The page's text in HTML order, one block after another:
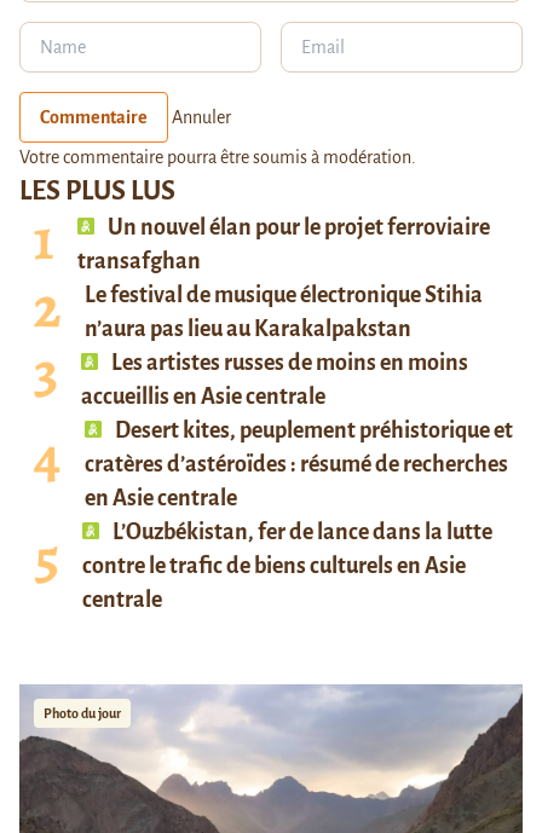
LES PLUS LUS
Un nouvel élan pour le projet ferroviaire
transafghan
Le festival de musique électronique Stihia
n’aura pas lieu au Karakalpakstan
Les artistes russes de moins en moins
accueillis en Asie centrale
Desert kites, peuplement préhistorique et
cratères d’astéroïdes : résumé de recherches
en Asie centrale
L’Ouzbékistan, fer de lance dans la lutte
contre le trafic de biens culturels en Asie
centrale
Photo du jour
Commentaire Annuler
Votre commentaire pourra être soumis à modération.